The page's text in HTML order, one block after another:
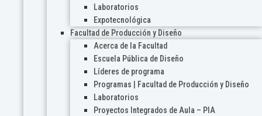
Laboratorios
Expotecnológica
Facultad de Producción y Diseño
Acerca de la Facultad
Escuela Pública de Diseño
Líderes de programa
Programas | Facultad de Producción y Diseño
Laboratorios
Proyectos Integrados de Aula – PIA